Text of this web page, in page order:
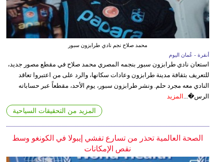
محمد صلاح نجم نادي طرابزون سبور
أنقرة - عُمان اليوم
استعان نادي طرابزون سبور بنجمه المصري محمد صلاح في مقطع مصور جديد،
للتعريف بثقافة مدينة طرابزون وعادات سكانها، والرد على من اعتبروا تعاقد
النادي معه مجرد حلم. ونشر طرابزون سبور، يوم الأحد، مقطعاً عبر حساباته
الرس�...
المزيد
المزيد من التحقيقات السياحية
الصحة العالمية تحذر من تسارع تفشي إيبولا في الكونغو وسط
نقص الإمكانات